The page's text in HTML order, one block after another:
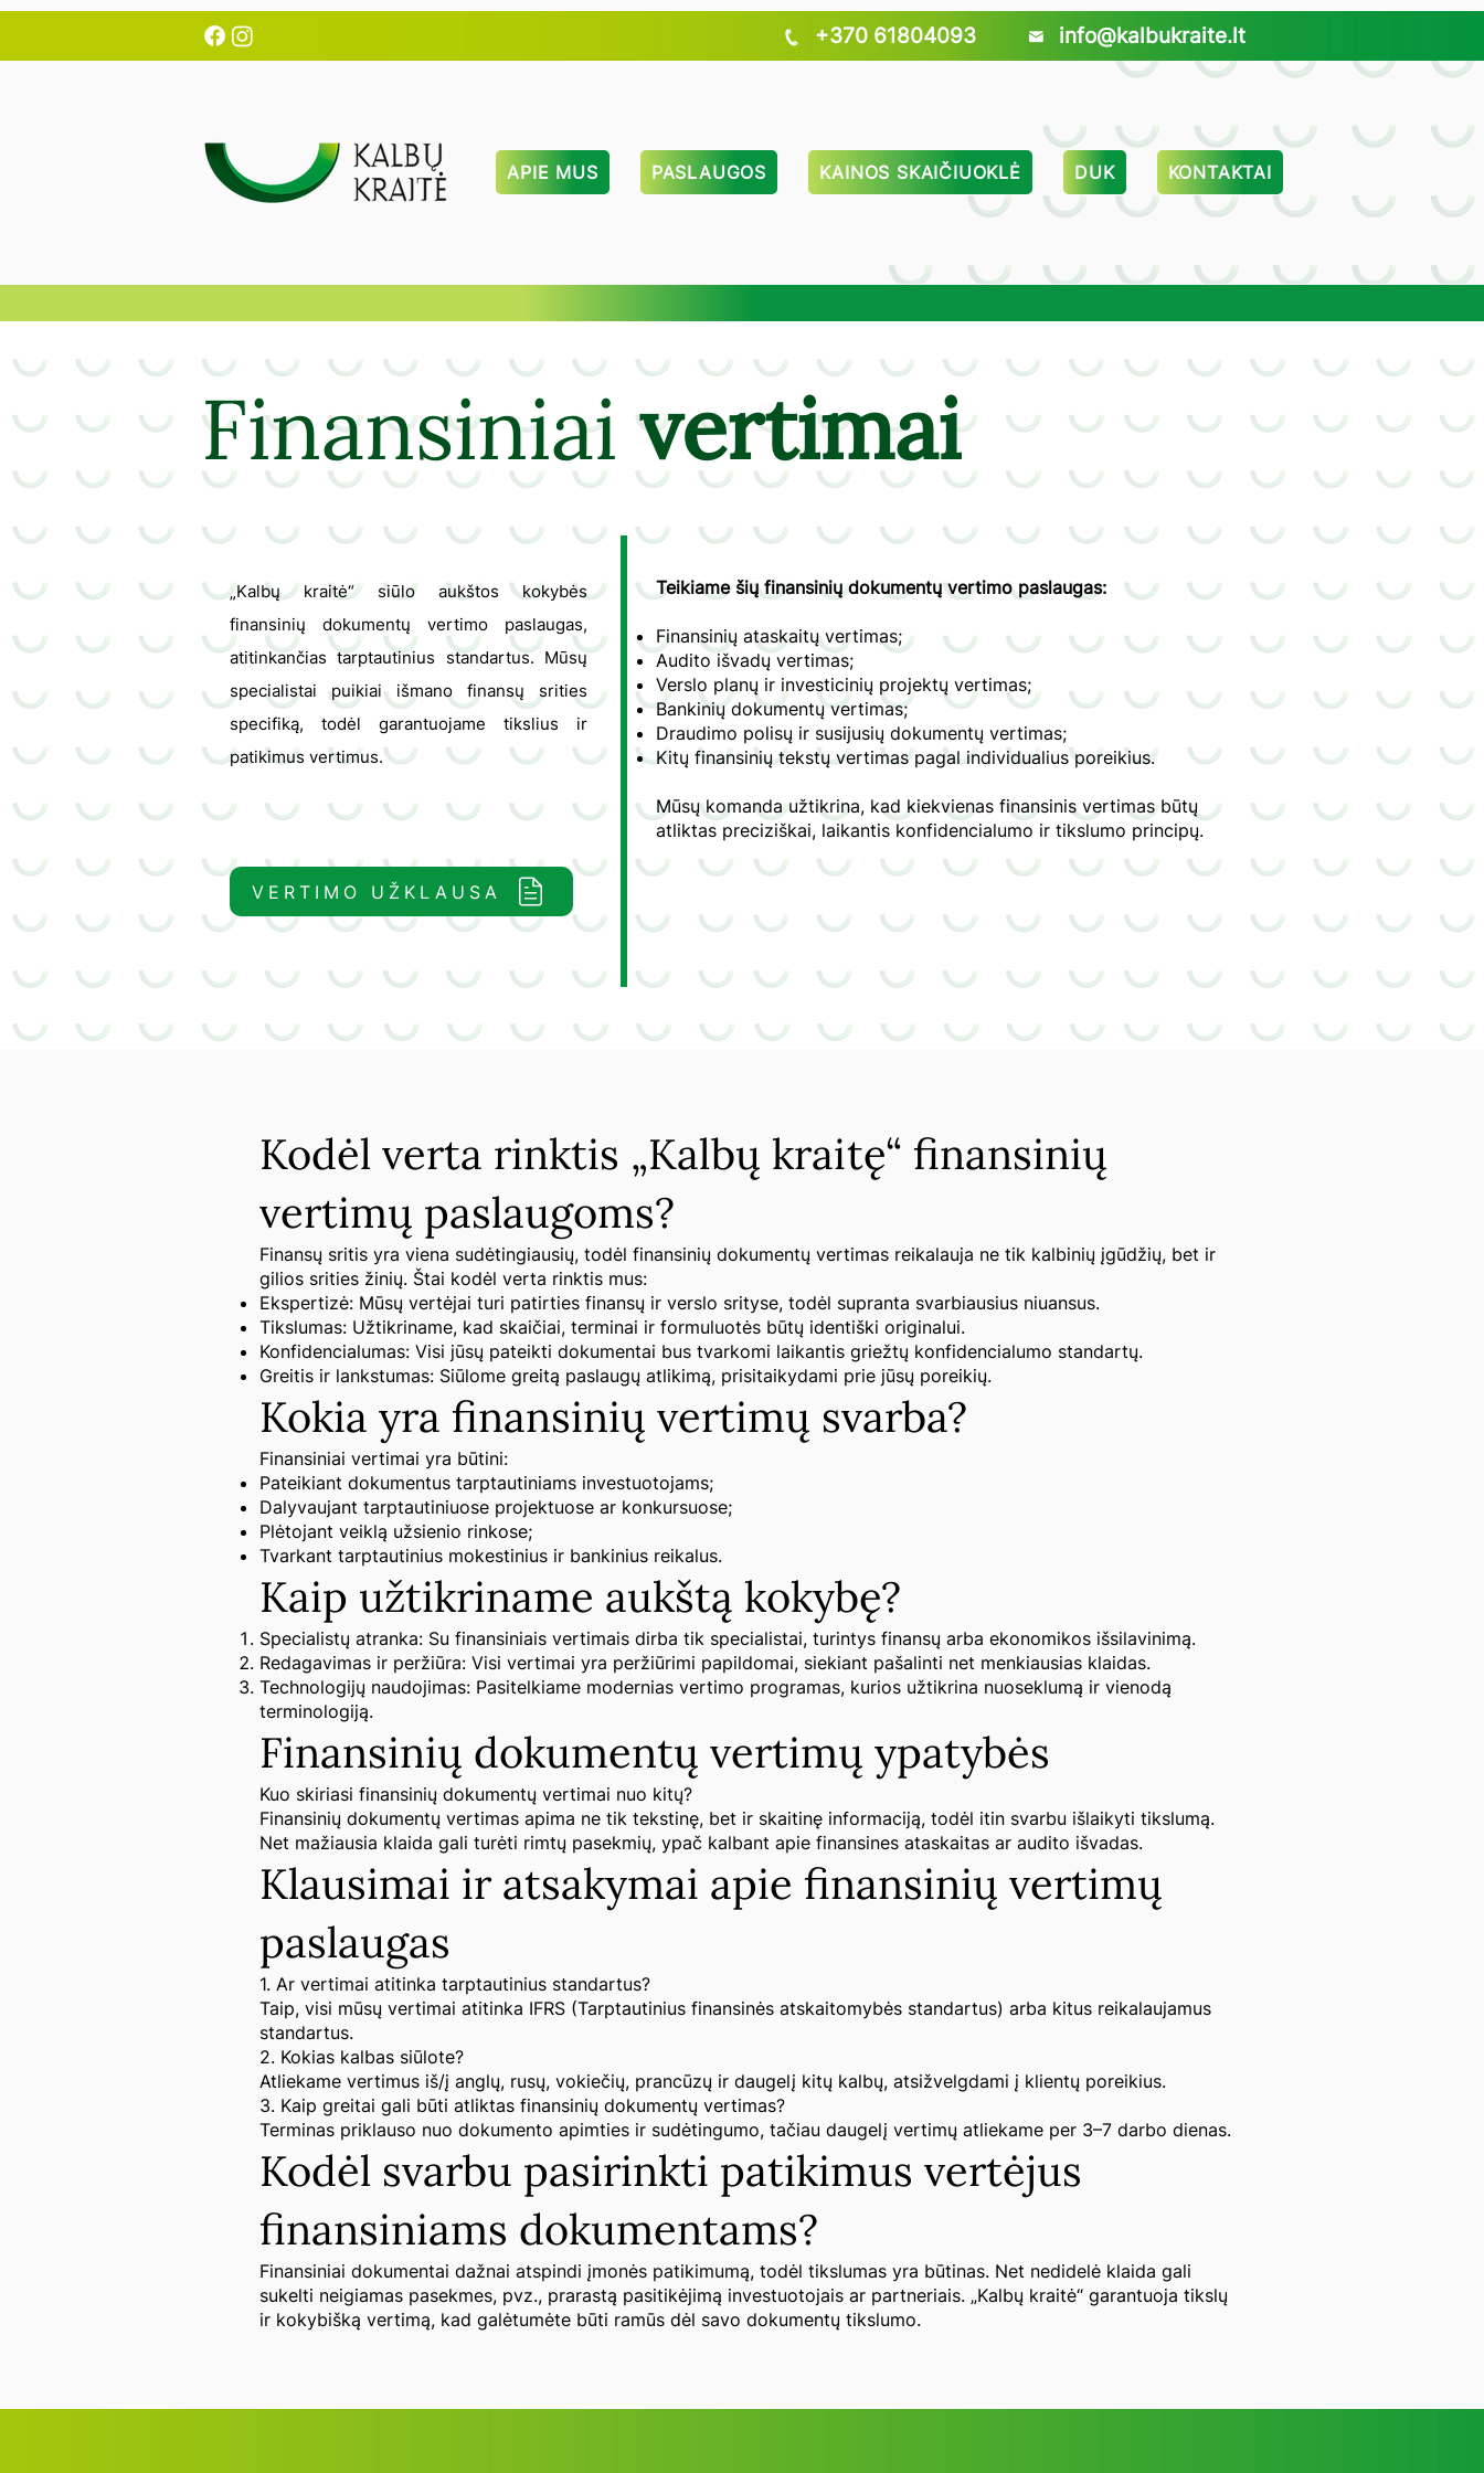
+370 61804093 info@kalbukraite.lt
APIE MUS PASLAUGOS KAINOS SKAIČIUOKLĖ DUK KONTAKTAI
Finansiniaivertimai
„Kalbų kraitė“ siūlo aukštos kokybės
finansinių dokumentų vertimo paslaugas,
atitinkančias tarptautinius standartus. Mūsų
specialistai puikiai išmano finansų srities
specifiką, todėl garantuojame tikslius ir
patikimus vertimus.
VERTIMO UŽKLAUSA
Teikiame šių finansinių dokumentų vertimo paslaugas:
Finansinių ataskaitų vertimas;
Audito išvadų vertimas;
Verslo planų ir investicinių projektų vertimas;
Bankinių dokumentų vertimas;
Draudimo polisų ir susijusių dokumentų vertimas;
Kitų finansinių tekstų vertimas pagal individualius poreikius.
Mūsų komanda užtikrina, kad kiekvienas finansinis vertimas būtų
atliktas preciziškai, laikantis konfidencialumo ir tikslumo principų.
Kodėl verta rinktis „Kalbų kraitę“ finansinių
vertimų paslaugoms?
Finansų sritis yra viena sudėtingiausių, todėl finansinių dokumentų vertimas reikalauja ne tik kalbinių įgūdžių, bet ir
gilios srities žinių. Štai kodėl verta rinktis mus:
Ekspertizė: Mūsų vertėjai turi patirties finansų ir verslo srityse, todėl supranta svarbiausius niuansus.
Tikslumas: Užtikriname, kad skaičiai, terminai ir formuluotės būtų identiški originalui.
Konfidencialumas: Visi jūsų pateikti dokumentai bus tvarkomi laikantis griežtų konfidencialumo standartų.
Greitis ir lankstumas: Siūlome greitą paslaugų atlikimą, prisitaikydami prie jūsų poreikių.
Kokia yra finansinių vertimų svarba?
Finansiniai vertimai yra būtini:
Pateikiant dokumentus tarptautiniams investuotojams;
Dalyvaujant tarptautiniuose projektuose ar konkursuose;
Plėtojant veiklą užsienio rinkose;
Tvarkant tarptautinius mokestinius ir bankinius reikalus.
Kaip užtikriname aukštą kokybę?
Specialistų atranka: Su finansiniais vertimais dirba tik specialistai, turintys finansų arba ekonomikos išsilavinimą.
Redagavimas ir peržiūra: Visi vertimai yra peržiūrimi papildomai, siekiant pašalinti net menkiausias klaidas.
Technologijų naudojimas: Pasitelkiame modernias vertimo programas, kurios užtikrina nuoseklumą ir vienodą
terminologiją.
Finansinių dokumentų vertimų ypatybės
Kuo skiriasi finansinių dokumentų vertimai nuo kitų?
Finansinių dokumentų vertimas apima ne tik tekstinę, bet ir skaitinę informaciją, todėl itin svarbu išlaikyti tikslumą.
Net mažiausia klaida gali turėti rimtų pasekmių, ypač kalbant apie finansines ataskaitas ar audito išvadas.
Klausimai ir atsakymai apie finansinių vertimų
paslaugas
1. Ar vertimai atitinka tarptautinius standartus?
Taip, visi mūsų vertimai atitinka IFRS (Tarptautinius finansinės atskaitomybės standartus) arba kitus reikalaujamus
standartus.
2. Kokias kalbas siūlote?
Atliekame vertimus iš/į anglų, rusų, vokiečių, prancūzų ir daugelį kitų kalbų, atsižvelgdami į klientų poreikius.
3. Kaip greitai gali būti atliktas finansinių dokumentų vertimas?
Terminas priklauso nuo dokumento apimties ir sudėtingumo, tačiau daugelį vertimų atliekame per 3–7 darbo dienas.
Kodėl svarbu pasirinkti patikimus vertėjus
finansiniams dokumentams?
Finansiniai dokumentai dažnai atspindi įmonės patikimumą, todėl tikslumas yra būtinas. Net nedidelė klaida gali
sukelti neigiamas pasekmes, pvz., prarastą pasitikėjimą investuotojais ar partneriais. „Kalbų kraitė“ garantuoja tikslų
ir kokybišką vertimą, kad galėtumėte būti ramūs dėl savo dokumentų tikslumo.